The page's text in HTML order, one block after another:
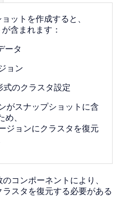
ットを作成すると、
含まれます：
ータ
ョン
のクラスタ設定
がスナップショットに含
、
ジョンにクラスタを復元
コンポーネントにより、
スタを復元する必要がある